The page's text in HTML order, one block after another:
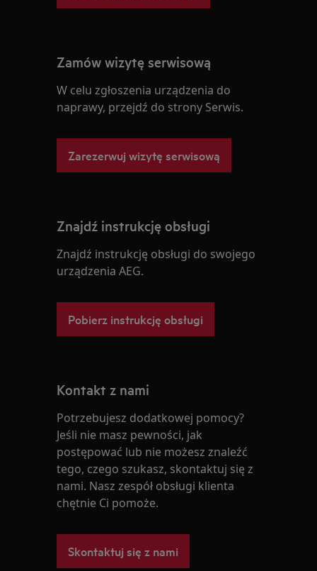
Zamów wizytę serwisową
W celu zgłoszenia urządzenia do
naprawy, przejdź do strony Serwis.
Zarezerwuj wizytę serwisową
Znajdź instrukcję obsługi
Znajdź instrukcję obsługi do swojego
urządzenia AEG.
Pobierz instrukcję obsługi
Kontakt z nami
Potrzebujesz dodatkowej pomocy?
Jeśli nie masz pewności, jak
postępować lub nie możesz znaleźć
tego, czego szukasz, skontaktuj się z
nami. Nasz zespół obsługi klienta
chętnie Ci pomoże.
Skontaktuj się z nami